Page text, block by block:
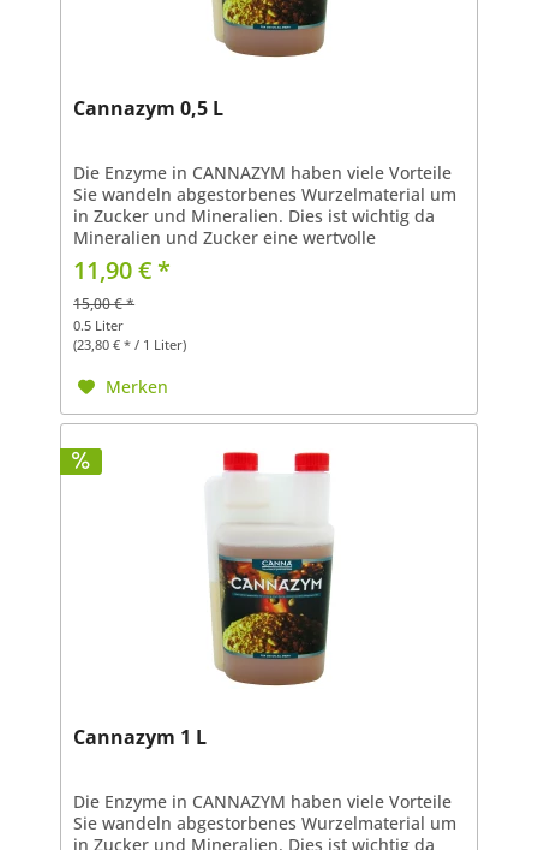
Cannazym 0,5 L
Die Enzyme in CANNAZYM haben viele Vorteile
Sie wandeln abgestorbenes Wurzelmaterial um
in Zucker und Mineralien. Dies ist wichtig da
Mineralien und Zucker eine wertvolle
Nährstoffquelle für Pflanzen darstellen.
CANNAZYM besteht aus mehr...
11,90 € *
15,00 € *
0.5 Liter
(23,80 € * / 1 Liter)
Merken
Cannazym 1 L
Die Enzyme in CANNAZYM haben viele Vorteile
Sie wandeln abgestorbenes Wurzelmaterial um
in Zucker und Mineralien. Dies ist wichtig da